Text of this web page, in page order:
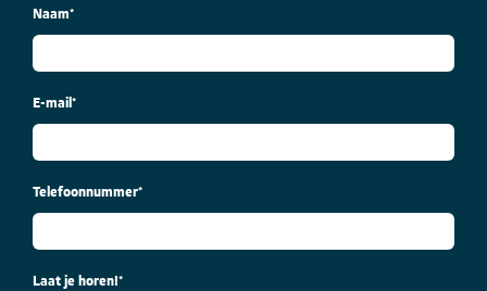
Naam*
E-mail *
Telefoonnummer*
Laat je horen!*